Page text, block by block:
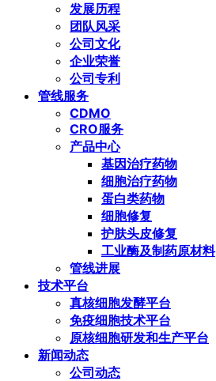
发展历程
团队风采
公司文化
企业荣誉
公司专利
管线服务
CDMO
CRO服务
产品中心
基因治疗药物
细胞治疗药物
蛋白类药物
细胞修复
护肤头皮修复
工业酶及制药原材料
管线进展
技术平台
真核细胞发酵平台
免疫细胞技术平台
原核细胞研发和生产平台
新闻动态
公司动态